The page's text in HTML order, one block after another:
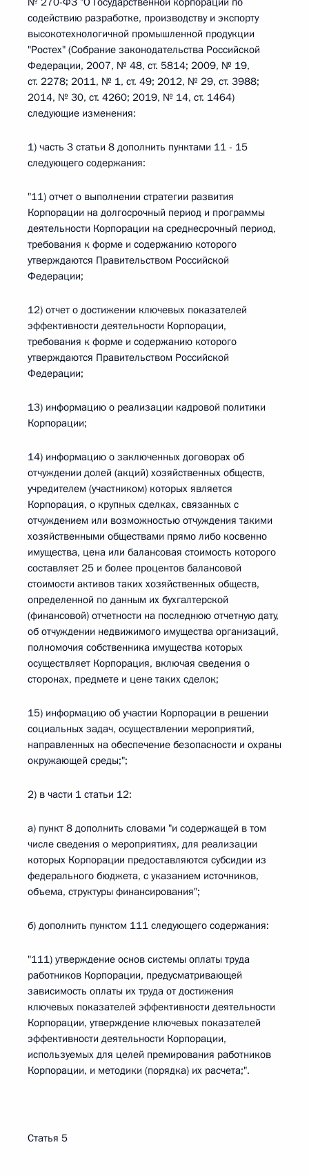
содействию разработке, производству и экспорту
высокотехнологичной промышленной продукции
"Ростех" (Собрание законодательства Российской
Федерации, 2007, № 48, ст. 5814; 2009, № 19,
ст. 2278; 2011, № 1, ст. 49; 2012, № 29, ст. 3988;
2014, № 30, ст. 4260; 2019, № 14, ст. 1464)
следующие изменения:
1) часть 3 статьи 8 дополнить пунктами 11 - 15
следующего содержания:
"11) отчет о выполнении стратегии развития
Корпорации на долгосрочный период и программы
деятельности Корпорации на среднесрочный период,
требования к форме и содержанию которого
утверждаются Правительством Российской
Федерации;
12) отчет о достижении ключевых показателей
эффективности деятельности Корпорации,
требования к форме и содержанию которого
утверждаются Правительством Российской
Федерации;
13) информацию о реализации кадровой политики
Корпорации;
14) информацию о заключенных договорах об
отчуждении долей (акций) хозяйственных обществ,
учредителем (участником) которых является
Корпорация, о крупных сделках, связанных с
отчуждением или возможностью отчуждения такими
хозяйственными обществами прямо либо косвенно
имущества, цена или балансовая стоимость которого
составляет 25 и более процентов балансовой
стоимости активов таких хозяйственных обществ,
определенной по данным их бухгалтерской
(финансовой) отчетности на последнюю отчетную дату,
об отчуждении недвижимого имущества организаций,
полномочия собственника имущества которых
осуществляет Корпорация, включая сведения о
сторонах, предмете и цене таких сделок;
15) информацию об участии Корпорации в решении
социальных задач, осуществлении мероприятий,
направленных на обеспечение безопасности и охраны
окружающей среды;";
2) в части 1 статьи 12:
а) пункт 8 дополнить словами "и содержащей в том
числе сведения о мероприятиях, для реализации
которых Корпорации предоставляются субсидии из
федерального бюджета, с указанием источников,
объема, структуры финансирования";
б) дополнить пунктом 111 следующего содержания:
"111) утверждение основ системы оплаты труда
работников Корпорации, предусматривающей
зависимость оплаты их труда от достижения
ключевых показателей эффективности деятельности
Корпорации, утверждение ключевых показателей
эффективности деятельности Корпорации,
используемых для целей премирования работников
Корпорации, и методики (порядка) их расчета;".
Статья 5